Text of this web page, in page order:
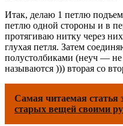
Итак, делаю 1 петлю
петлю одной стороны и в
протягиваю нитку через
глухая петля. Затем
полустолбиками (неуч —
называются ))) вторая со
Самая читаемая статья
старых вещей своими